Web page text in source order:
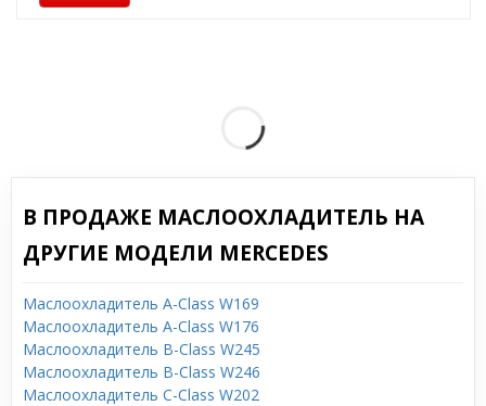
В ПРОДАЖЕ МАСЛООХЛАДИТЕЛЬ НА
ДРУГИЕ МОДЕЛИ MERCEDES
Маслоохладитель A-Class W169
Маслоохладитель A-Class W176
Маслоохладитель B-Class W245
Маслоохладитель B-Class W246
Маслоохладитель C-Class W202